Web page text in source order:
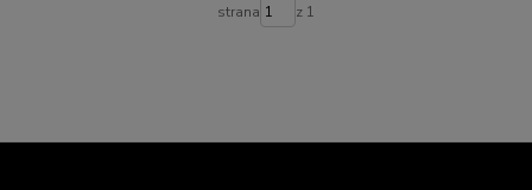
strana z 1